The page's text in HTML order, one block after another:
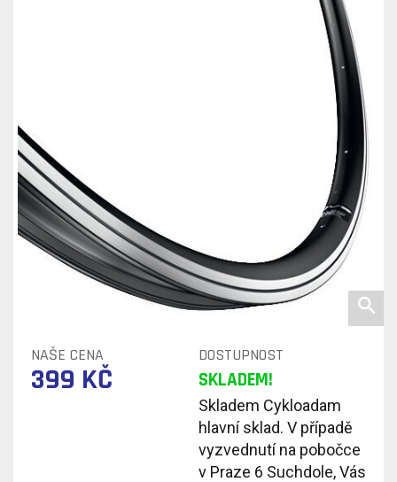
NAŠE CENA DOSTUPNOST
399 KČ SKLADEM!
Skladem Cykloadam
hlavní sklad. V případě
vyzvednutí na pobočce
v Praze 6 Suchdole, Vás